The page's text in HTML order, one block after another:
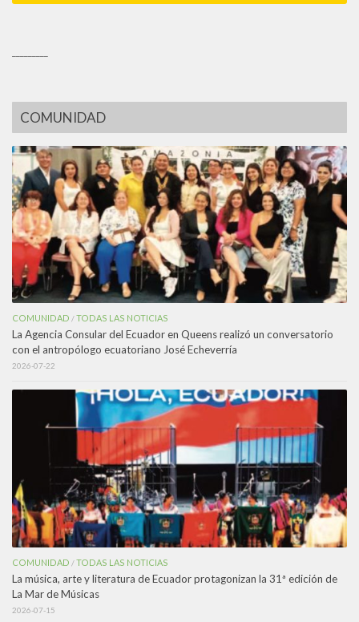
COMUNIDAD
COMUNIDAD /TODAS LAS NOTICIAS
La Agencia Consular del Ecuador en Queens realizó un conversatorio
con el antropólogo ecuatoriano José Echeverría
2026-07-22
COMUNIDAD /TODAS LAS NOTICIAS
La música, arte y literatura de Ecuador protagonizan la 31ª edición de
La Mar de Músicas
2026-07-15